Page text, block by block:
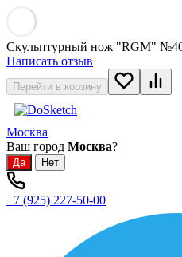
Скульптурный нож "RGM"
Написать отзыв
Перейти в корзину
Москва
Ваш город Москва?
+7 (925) 227-50-00